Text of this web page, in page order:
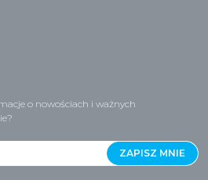
o nowościach i ważnych